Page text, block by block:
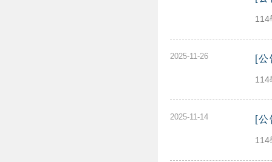
114
2025-11-26 [
114
2025-11-14 [
114